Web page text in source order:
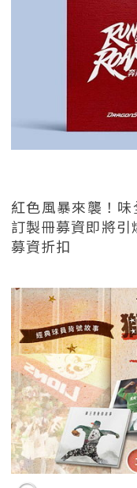
紅色風暴來襲！
訂製冊募資即將
募資折扣